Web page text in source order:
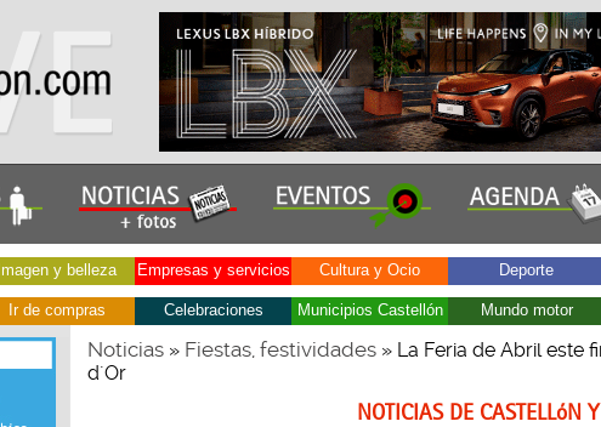
Imagen y belleza Empresas y servicios Cultura y Ocio Deporte
Ir de compras Celebraciones Municipios Castellón Mundo motor
Noticias» Fiestas, festividades» La Feria de Abril este
d´Or
NOTICIAS DE CASTELLóN